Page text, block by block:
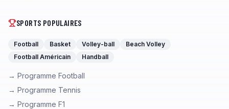
SPORTS POPULAIRES
Football Basket Volley-ball
Beach Volley
Football Américain
Handball
→ Programme Football
→ Programme Tennis
→ Programme F1